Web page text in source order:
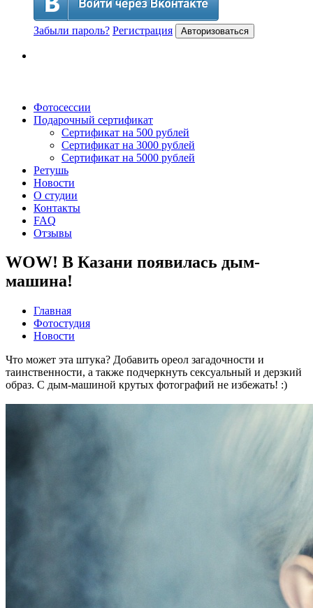
Забыли пароль? Регистрация Авторизоваться
Фотосессии
Подарочный сертификат
Сертификат на 500 рублей
Сертификат на 3000 рублей
Сертификат на 5000 рублей
Ретушь
Новости
О студии
Контакты
FAQ
Отзывы
WOW! В Казани появилась дым-
машина!
Главная
Фотостудия
Новости
Что может эта штука? Добавить ореол загадочности и
таинственности, а также подчеркнуть сексуальный и дерзкий
образ. С дым-машиной крутых фотографий не избежать! :)